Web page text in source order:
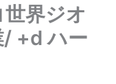
界ジオ
/ +d ハー